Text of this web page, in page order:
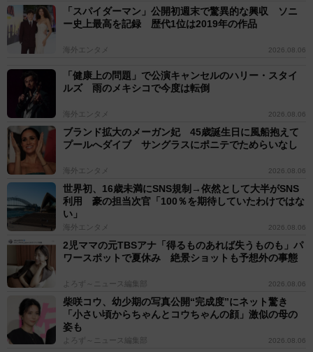
「スパイダーマン」公開初週末で驚異的な興収 ソニ
ー史上最高を記録 歴代1位は2019年の作品
海外エンタメ 2026.08.06
「健康上の問題」で公演キャンセルのハリー・スタイ
ルズ 雨のメキシコで今度は転倒
海外エンタメ 2026.08.06
ブランド拡大のメーガン妃 45歳誕生日に風船抱えて
プールへダイブ サングラスにポニテでためらいなし
海外エンタメ 2026.08.06
世界初、16歳未満にSNS規制→依然として大半がSNS
利用 豪の担当次官「100％を期待していたわけではな
い」
海外エンタメ 2026.08.06
2児ママの元TBSアナ「得るものあれば失うものも」パ
ワースポットで夏休み 絶景ショットも予想外の事態
よろず～ニュース編集部 2026.08.06
柴咲コウ、幼少期の写真公開“完成度”にネット驚き
「小さい頃からちゃんとコウちゃんの顔」激似の母の
姿も
よろず～ニュース編集部 2026.08.06